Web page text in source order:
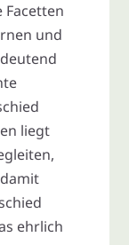
und
liegt
ehrlich